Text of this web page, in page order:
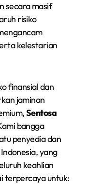
secara masif
risiko
kelestarian
finansial dan
jaminan
Sentosa
bangga
penyedia dan
yang
keahlian
terpercaya untuk: